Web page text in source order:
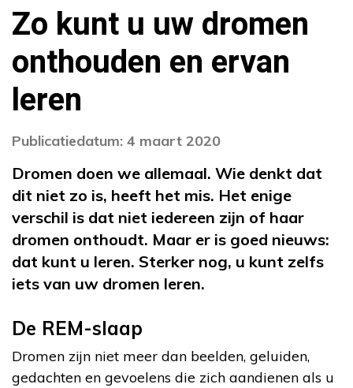
Zo kunt u uw dromen
onthouden en ervan
leren
Publicatiedatum: 4 maart 2020
Dromen doen we allemaal. Wie denkt dat
dit niet zo is, heeft het mis. Het enige
verschil is dat niet iedereen zijn of haar
dromen onthoudt. Maar er is goed nieuws:
dat kunt u leren. Sterker nog, u kunt zelfs
iets van uw dromen leren.
De REM-slaap
Dromen zijn niet meer dan beelden, geluiden,
gedachten en gevoelens die zich aandienen als u